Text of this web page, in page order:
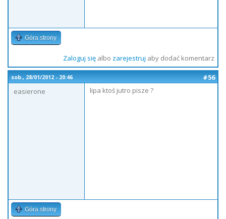
Góra strony
Zaloguj sięalbo zarejestruj aby dodać komentarz
sob., 28/01/2012 - 20:46
#56
easierone
lipa ktoś jutro pisze ?
Góra strony